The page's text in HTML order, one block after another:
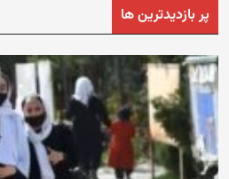
پر بازدیدترین ها